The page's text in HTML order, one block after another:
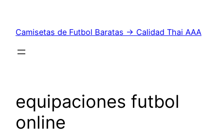
contenido
Camisetas de Futbol Baratas → Calidad Thai AAA
equipaciones futbol
online